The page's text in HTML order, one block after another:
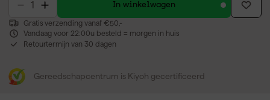
In winkelwagen
Gratis verzending vanaf €50,-
Vandaag voor 22:00u besteld = morgen in huis
Retourtermijn van 30 dagen
Gereedschapcentrum is Kiyoh gecertificeerd